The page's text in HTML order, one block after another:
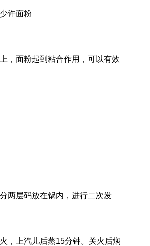
许面粉
，面粉起到粘合作用，可以有效
两层码放在锅内，进行二次发
，上汽儿后蒸15分钟。关火后焖